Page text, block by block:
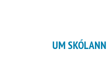
UM SKÓLANN